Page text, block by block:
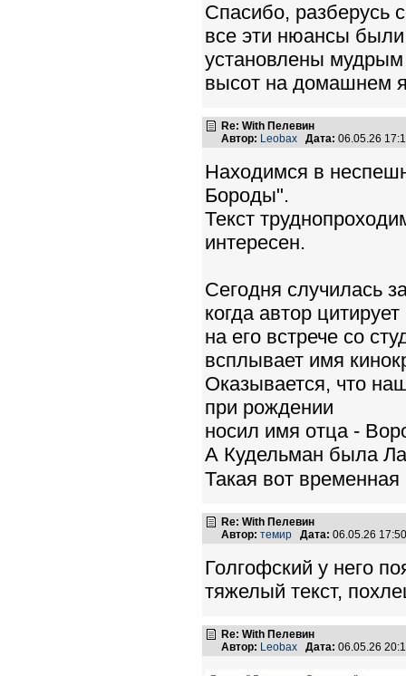
Спасибо, разберусь
все эти нюансы были
установлены мудрым
высот на домашнем
Re: With Пелевин
Автор: Leobax Дата: 06.05.26
Находимся в
Бороды".
Текст
интересен.
Сегодня случилась
когда автор
на его встрече со
всплывает имя
Оказывается, что
при рождении
носил имя отца -
А Кудельман была
Такая вот временная
Re: With Пелевин
Автор: темир Дата: 06.05.26
Голгофский у него
тяжелый текст,
Re: With Пелевин
Автор: Leobax Дата: 06.05.26